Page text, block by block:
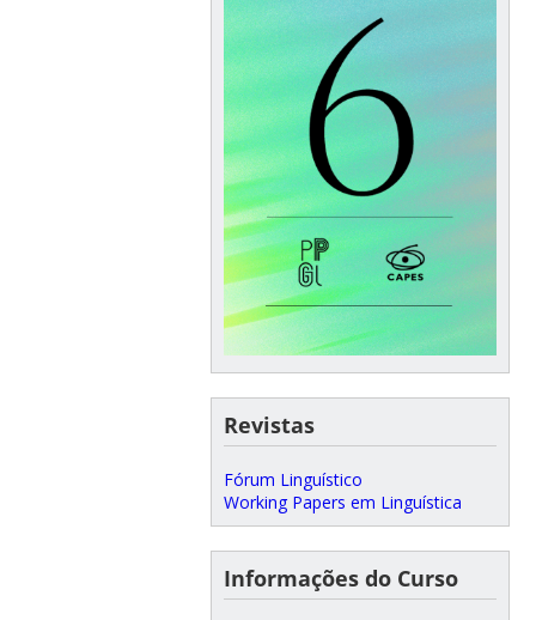
Revistas
Fórum Linguístico
Working Papers em Linguística
Informações do Curso